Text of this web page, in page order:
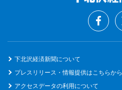
下北沢経済新聞について
プレスリリース・情報提供はこちらから
アクセスデータの利用について